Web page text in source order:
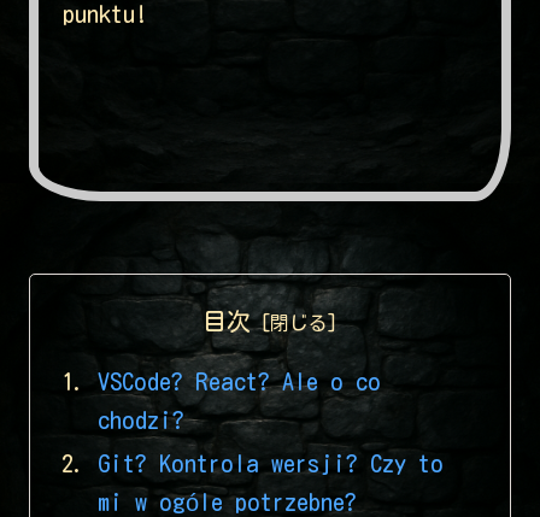
punktu!
目次
VSCode? React? Ale o co
chodzi?
Git? Kontrola wersji? Czy to
mi w ogóle potrzebne?